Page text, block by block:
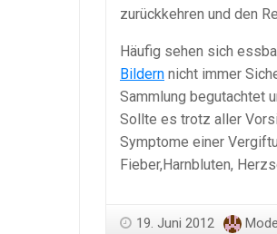
zurückkehren und den
Häufig sehen sich
Bildern nicht immer
Sammlung begutachtet
Sollte es trotz aller
Symptome einer
Fieber,Harnbluten,
19. Juni 2012